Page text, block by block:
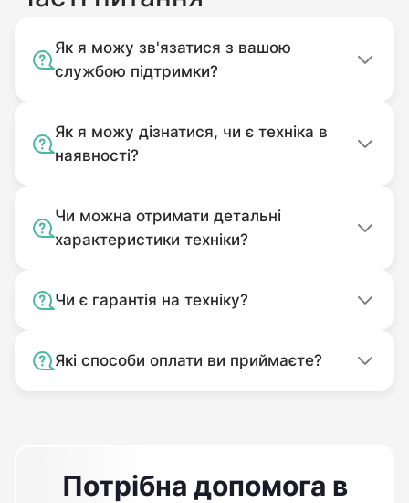
відповідає комплекту покупки.
Використовуваний не за
Забруднений.
Як я можу зв'язатися з вашою
службою підтримки?
Як я можу дізнатися, чи є техніка в
наявності?
Чи можна отримати детальні
характеристики техніки?
Чи є гарантія на техніку?
Які способи оплати ви приймаєте?
Потрібна допомога в